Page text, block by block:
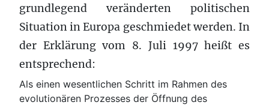
grundlegend veränderten politischen
Situation in Europa geschmiedet werden. In
der Erklärung vom 8. Juli 1997 heißt es
entsprechend:
Als einen wesentlichen Schritt im Rahmen des
evolutionären Prozesses der Öffnung des